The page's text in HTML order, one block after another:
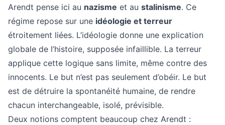
Arendt pense ici au nazisme et au stalinisme. Ce
régime repose sur une idéologie et terreur
étroitement liées. L’idéologie donne une explication
globale de l’histoire, supposée infaillible. La terreur
applique cette logique sans limite, même contre des
innocents. Le but n’est pas seulement d’obéir. Le but
est de détruire la spontanéité humaine, de rendre
chacun interchangeable, isolé, prévisible.
Deux notions comptent beaucoup chez Arendt :